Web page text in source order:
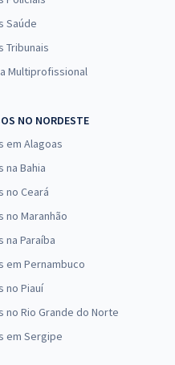
Saúde
Tribunais
Multiprofissional
NO NORDESTE
em Alagoas
na Bahia
no Ceará
no Maranhão
na Paraíba
em Pernambuco
no Piauí
no Rio Grande do Norte
em Sergipe